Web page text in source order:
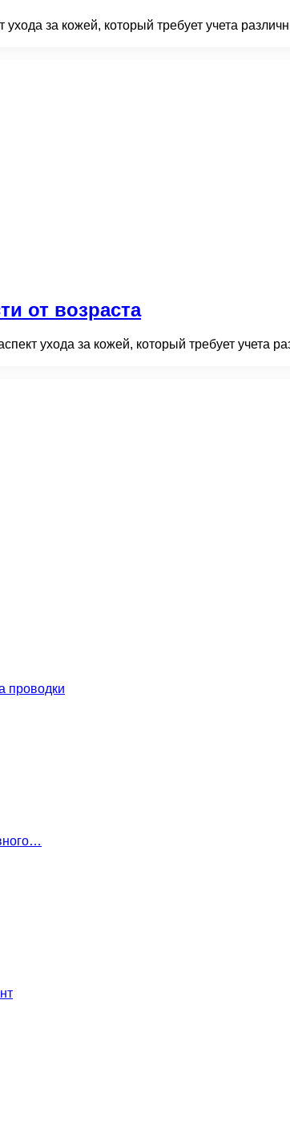
за кожей, который требует учета
от возраста
ухода за кожей, который требует учета
проводки